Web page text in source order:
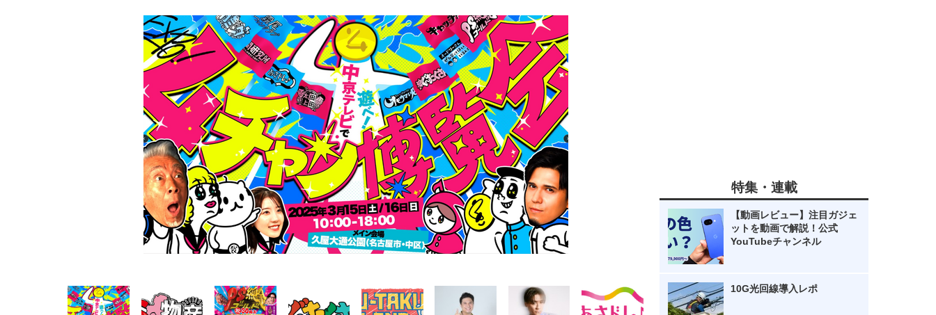
特集・連載
【動画レビュー】注目ガジェ
ットを動画で解説！公式
YouTubeチャンネル
10G光回線導入レポ